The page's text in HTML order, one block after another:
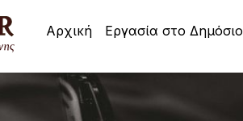
Αρχική Εργασία στο Δημόσιο